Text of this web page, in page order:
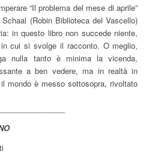
“Il problema del mese di aprile”
(Robin Biblioteca del Vascello)
in questo libro non succede niente,
cui si svolge il racconto. O meglio,
nulla tanto è minima la vicenda,
a ben vedere, ma in realtà in
mondo è messo sottosopra, rivoltato